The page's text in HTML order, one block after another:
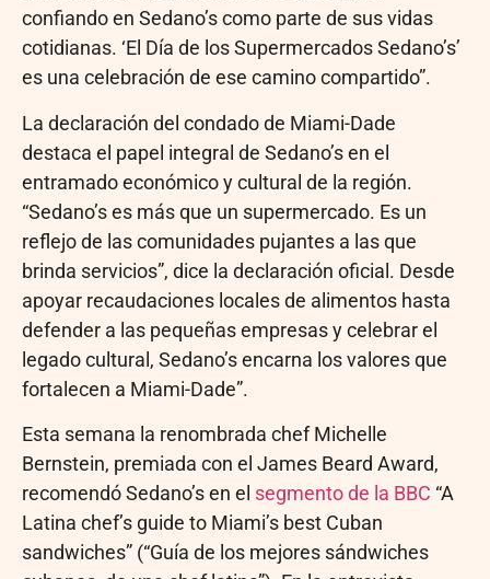
confiando en Sedano’s como parte de sus vidas
cotidianas. ‘El Día de los Supermercados Sedano’s’
es una celebración de ese camino compartido”.
La declaración del condado de Miami-Dade
destaca el papel integral de Sedano’s en el
entramado económico y cultural de la región.
“Sedano’s es más que un supermercado. Es un
reflejo de las comunidades pujantes a las que
brinda servicios”, dice la declaración oficial. Desde
apoyar recaudaciones locales de alimentos hasta
defender a las pequeñas empresas y celebrar el
legado cultural, Sedano’s encarna los valores que
fortalecen a Miami-Dade”.
Esta semana la renombrada chef Michelle
Bernstein, premiada con el James Beard Award,
recomendó Sedano’s en el segmento de la BBC “A
Latina chef’s guide to Miami’s best Cuban
sandwiches” (“Guía de los mejores sándwiches